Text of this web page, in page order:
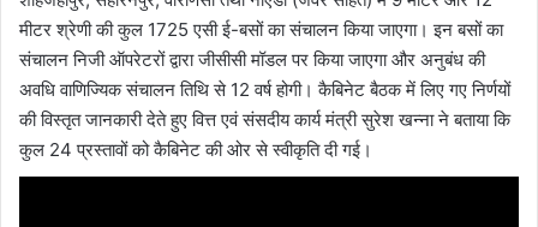
मीटर श्रेणी की कुल 1725 एसी ई-बसों का संचालन किया जाएगा। इन बसों का
संचालन निजी ऑपरेटरों द्वारा जीसीसी मॉडल पर किया जाएगा और अनुबंध की
अवधि वाणिज्यिक संचालन तिथि से 12 वर्ष होगी। कैबिनेट बैठक में लिए गए निर्णयों
की विस्तृत जानकारी देते हुए वित्त एवं संसदीय कार्य मंत्री सुरेश खन्ना ने बताया कि
कुल 24 प्रस्तावों को कैबिनेट की ओर से स्वीकृति दी गई।